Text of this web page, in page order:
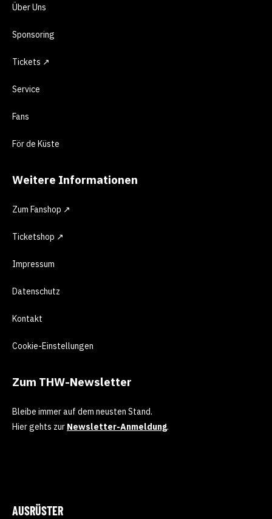
Über Uns
Sponsoring
Tickets ↗
Service
Fans
För de Küste
Weitere Informationen
Zum Fanshop ↗
Ticketshop ↗
Impressum
Datenschutz
Kontakt
Cookie-Einstellungen
Zum THW-Newsletter
Bleibe immer auf dem neusten Stand.
Hier gehts zur Newsletter-Anmeldung.
AUSRÜSTER